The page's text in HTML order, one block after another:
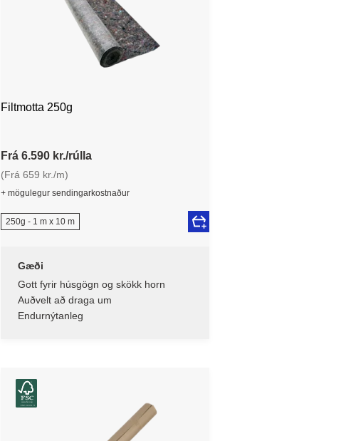
Filtmotta 250g
Frá 6.590 kr./rúlla
(Frá 659 kr./m)
+ mögulegur sendingarkostnaður
250g - 1 m x 10 m
Gæði
Gott fyrir húsgögn og skökk horn
Auðvelt að draga um
Endurnýtanleg